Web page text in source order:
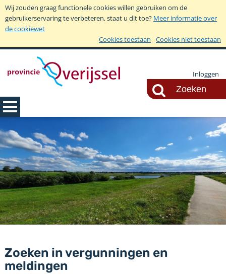
Wij zouden graag functionele cookies willen gebruiken om de
gebruikerservaring te verbeteren, staat u dit toe? Meer informatie over
de cookiewet
Cookies toestaan
Cookies niet toestaan
Inloggen
Zoeken in vergunningen en
meldingen